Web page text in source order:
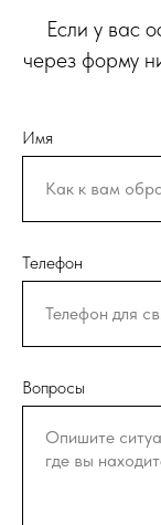
Если у вас
через форму
Имя
Телефон
Вопросы